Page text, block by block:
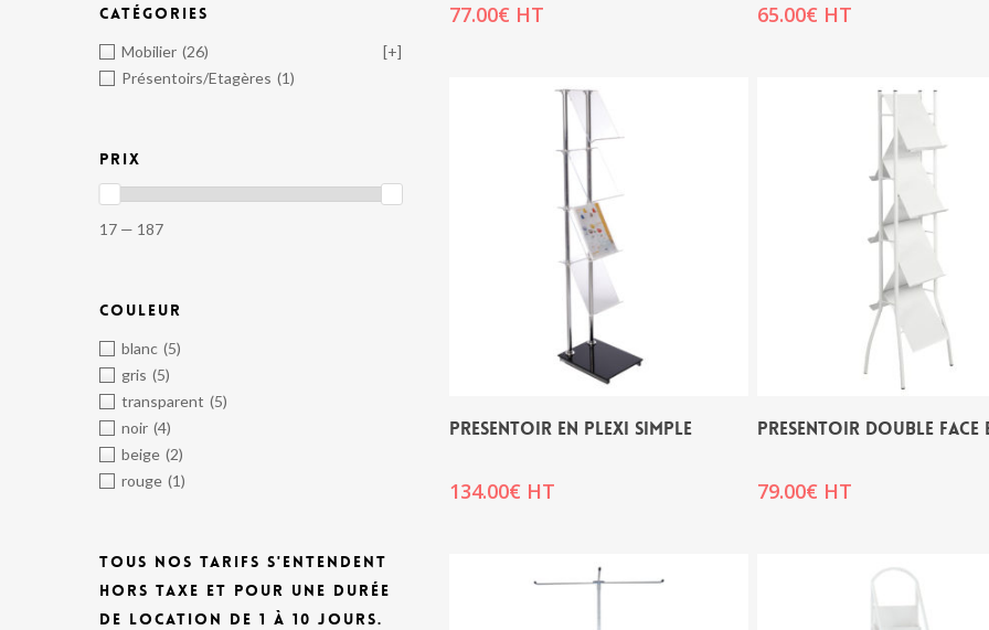
CATÉGORIES
Mobilier (26)
[+]
Présentoirs/Etagères (1)
PRIX
17 — 187
COULEUR
blanc (5)
gris (5)
transparent (5)
noir (4)
beige (2)
rouge (1)
TOUS NOS TARIFS S'ENTENDENT
HORS TAXE ET POUR UNE DURÉE
DE LOCATION DE 1 À 10 JOURS.
77.00€ HT 65.00€ HT
PRESENTOIR EN PLEXI SIMPLE
134.00€ HT
PRESENTOIR DOUBLE FACE
79.00€ HT